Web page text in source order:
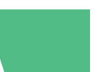
Individuales